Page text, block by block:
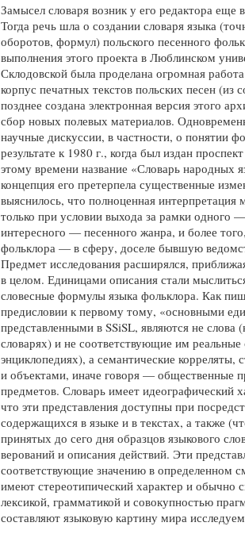
Замысел словаря возник у его редактора еще
Тогда речь шла о создании словаря языка
оборотов, формул) польского песенного
выполнения этого проекта в Люблинском
Склодовской была проделана огромная
корпус печатных текстов польских песен (из
позднее создана электронная версия этого
сбор новых полевых материалов.
научные дискуссии, в частности, о понятии
результате к 1980 г., когда был издан
этому времени название «Словарь народных
концепция его претерпела существенные
выяснилось, что полноценная интерпретация
только при условии выхода за рамки одного
интересного — песенного жанра, и более
фольклора — в сферу, доселе бывшую
Предмет исследования расширялся,
в целом. Единицами описания стали
словесные формулы языка фольклора. Как
предисловии к первому тому, «основными
представленными в SSiSL, являются не слова
словарях) и не соответствующие им реальные
энциклопедиях), а семантические
и объектами, иначе говоря — общественные
предметов. Словарь имеет идеографический
что эти представления доступны при
содержащихся в языке и в текстах, а также
принятых до сего дня образцов языкового
верований и описания действий. Эти
соответствующие значению в определенном
имеют стереотипический характер и обычно
лексикой, грамматикой и совокупностью
составляют языковую картину мира